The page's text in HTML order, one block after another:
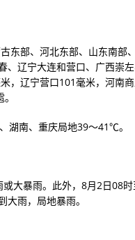
东部、河北东部、山东南部
、辽宁大连和营口、广西崇
，辽宁营口101毫米，河南
湖南、重庆局地39～41℃。
大暴雨。此外，8月2日08
雨，局地暴雨。